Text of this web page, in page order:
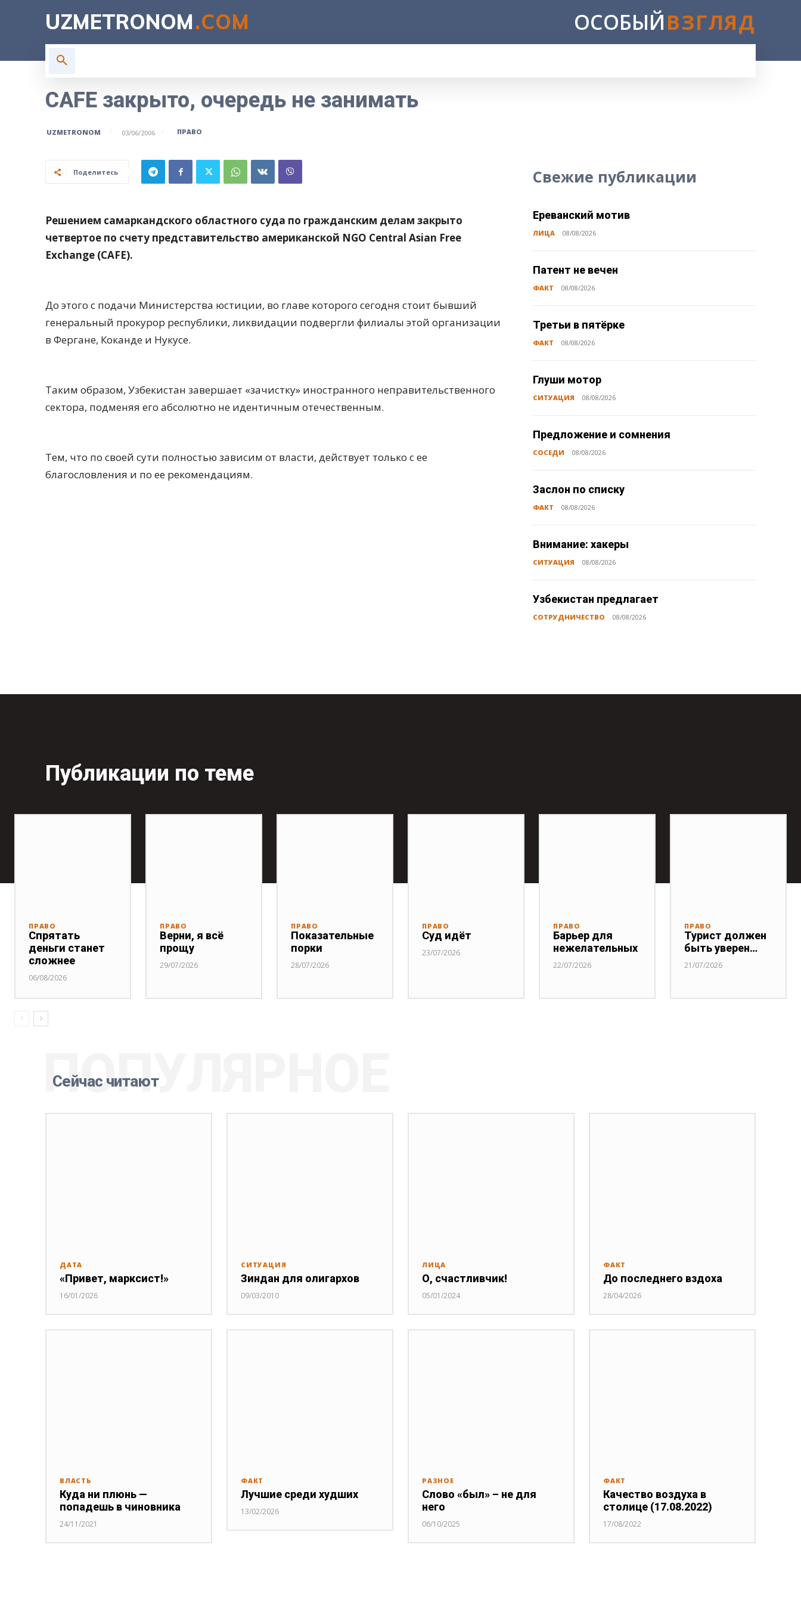
UZMETRONOM.COM ОСОБЫЙВЗГЛЯД
CAFE закрыто, очередь не занимать
UZMETRONOM 03/06/2006 ПРАВО
Поделитесь
Решением самаркандского областного суда по гражданским делам закрыто
четвертое по счету представительство американской NGO Central Asian Free
Exchange (CAFE).
До этого с подачи Министерства юстиции, во главе которого сегодня стоит бывший
генеральный прокурор республики, ликвидации подвергли филиалы этой организации
в Фергане, Коканде и Нукусе.
Таким образом, Узбекистан завершает «зачистку» иностранного неправительственного
сектора, подменяя его абсолютно не идентичным отечественным.
Тем, что по своей сути полностью зависим от власти, действует только с ее
благословления и по ее рекомендациям.
Свежие публикации
Ереванский мотив
ЛИЦА 08/08/2026
Патент не вечен
ФАКТ 08/08/2026
Третьи в пятёрке
ФАКТ 08/08/2026
Глуши мотор
СИТУАЦИЯ 08/08/2026
Предложение и сомнения
СОСЕДИ 08/08/2026
Заслон по списку
ФАКТ 08/08/2026
Внимание: хакеры
СИТУАЦИЯ 08/08/2026
Узбекистан предлагает
СОТРУДНИЧЕСТВО 08/08/2026
Публикации по теме
ПРАВО
Спрятать
деньги станет
сложнее
06/08/2026
ПРАВО
Верни, я всё
прощу
29/07/2026
ПРАВО
Показательные
порки
28/07/2026
ПРАВО
Суд идёт
23/07/2026
ПРАВО
Барьер для
нежелательных
22/07/2026
ПРАВО
Турист должен
быть уверен…
21/07/2026
Сейчас читают
ПОПУЛЯРНОЕ
ДАТА
«Привет, марксист!»
16/01/2026
СИТУАЦИЯ
Зиндан для олигархов
09/03/2010
ЛИЦА
О, счастливчик!
05/01/2024
ФАКТ
До последнего вздоха
28/04/2026
ВЛАСТЬ
Куда ни плюнь —
попадешь в чиновника
24/11/2021
ФАКТ
Лучшие среди худших
13/02/2026
РАЗНОЕ
Слово «был» – не для
него
06/10/2025
ФАКТ
Качество воздуха в
столице (17.08.2022)
17/08/2022